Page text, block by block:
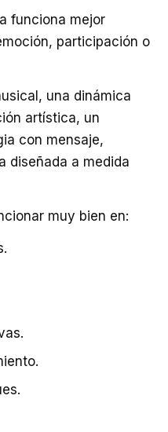
funciona mejor
participación o
una dinámica
artística, un
con mensaje,
diseñada a medida
muy bien en: